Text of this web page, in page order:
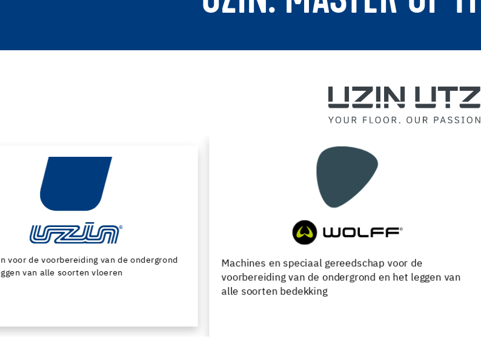
Machines en speciaal gereedschap voor de
voorbereiding van de ondergrond en het leggen van
Compleet assortiment voor de
en onderhoud van houten vloeren